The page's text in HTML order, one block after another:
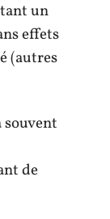
un
effets
(autres
souvent
de